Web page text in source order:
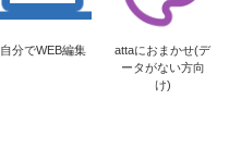
自分でWEB編集
attaにおまかせ(デ
ータがない方向
け)